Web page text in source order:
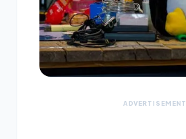
ADVERTISEMENT